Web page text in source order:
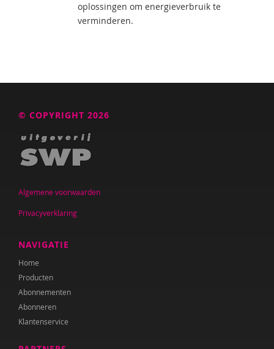
oplossingen om energieverbruik te
verminderen.
© COPYRIGHT 2026
Algemene voorwaarden
Privacyverklaring
NAVIGATIE
Home
Producten
Abonnementen
Abonneren
Klantenservice